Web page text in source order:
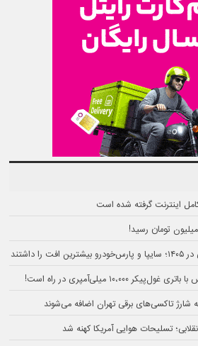
اینترنت گرفته شده است
داشتند
شارژ تاکسی‌های برقی تهران اضافه می‌شوند
تسلیحات هوایی آمریکا کهنه شد